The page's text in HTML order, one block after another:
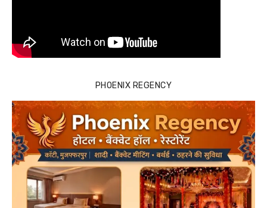
PHOENIX REGENCY